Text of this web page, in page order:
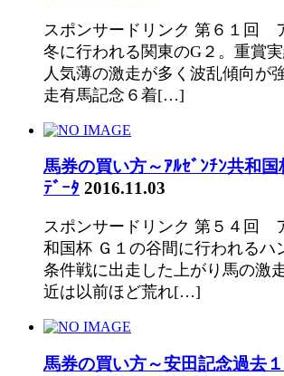
スポンサードリンク 第６１回
冬に行われる関東のG２。重賞
人気薄の激走が多く波乱傾向が
走有馬記念６着[…]
馬券の買い方～ｱﾙｾﾞﾝﾁﾝ共和国
ﾃﾞｰﾀ 2016.11.03
スポンサードリンク 第５４回
和国杯 Ｇ１の谷間に行われるハ
条件戦に出走した上がり馬の激
近は以前ほど荒れ[…]
馬券の買い方～安田記念過去